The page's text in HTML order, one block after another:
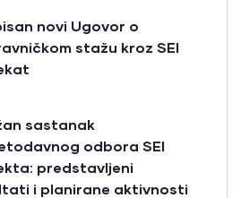
novi Ugovor o
stažu kroz SEI
sastanak
odbora SEI
predstavljeni
i planirane aktivnosti